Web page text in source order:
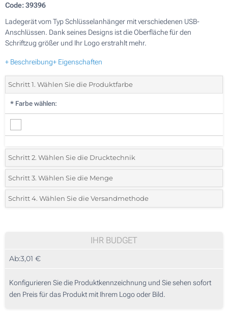
Code:39396
Ladegerät vom Typ Schlüsselanhänger mit verschiedenen USB-
Anschlüssen. Dank seines Designs ist die Oberfläche für den
Schriftzug größer und Ihr Logo erstrahlt mehr.
+ Beschreibung+ Eigenschaften
Schritt 1. Wählen Sie die Produktfarbe
* Farbe wählen:
Schritt 2. Wählen Sie die Drucktechnik
*Wählen Sie die Druck- und Farbtechniken für Ihr Logo:
1 Farbig (Auf einer Seite)
3 Farbig (Auf einer Seite)
Lasergravur (Auf einer Seite)
Schritt 3. Wählen Sie die Menge
*Bitte wählen Sie Ihre gewünschte Menge
70
175
350
Schritt 4. Wählen Sie die Versandmethode
IHR BUDGET
Ab:3,01 €
Konfigurieren Sie die Produktkennzeichnung und Sie sehen sofort
den Preis für das Produkt mit Ihrem Logo oder Bild.